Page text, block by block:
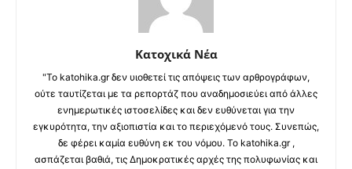
Κατοχικά Νέα
"Το katohika.gr δεν υιοθετεί τις απόψεις των αρθρογράφων,
ούτε ταυτίζεται με τα ρεπορτάζ που αναδημοσιεύει από άλλες
ενημερωτικές ιστοσελίδες και δεν ευθύνεται για την
εγκυρότητα, την αξιοπιστία και το περιεχόμενό τους. Συνεπώς,
δε φέρει καμία ευθύνη εκ του νόμου. Το katohika.gr ,
ασπάζεται βαθιά, τις Δημοκρατικές αρχές της πολυφωνίας και